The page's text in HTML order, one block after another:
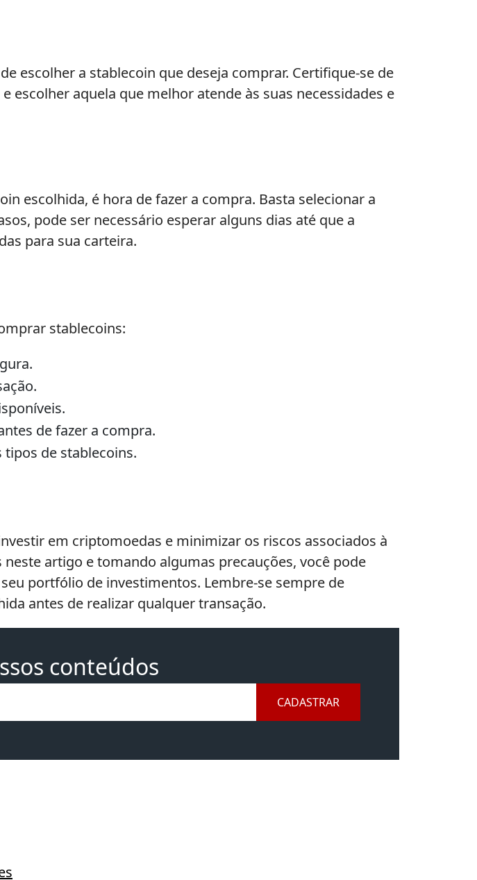
escolher a stablecoin que deseja comprar. Certifique-se de
escolher aquela que melhor atende às suas necessidades e
escolhida, é hora de fazer a compra. Basta selecionar a
pode ser necessário esperar alguns dias até que a
para sua carteira.
stablecoins:
de fazer a compra.
de stablecoins.
em criptomoedas e minimizar os riscos associados à
artigo e tomando algumas precauções, você pode
portfólio de investimentos. Lembre-se sempre de
antes de realizar qualquer transação.
conteúdos
CADASTRAR